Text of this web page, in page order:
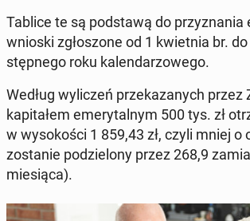
Tablice te są pod­sta­wą do przy­zna­nia
wnioski zgło­szo­ne od 1 kwiet­nia br.
stęp­ne­go roku ka­len­da­rzo­we­go.
Według wy­li­czeń prze­ka­za­nych przez
ka­pi­ta­łem eme­ry­tal­nym 500 tys. zł
w wy­so­ko­ści 1 859,43 zł, czyli mniej o
zo­sta­nie po­dzie­lo­ny przez 268,9
mie­sią­ca).